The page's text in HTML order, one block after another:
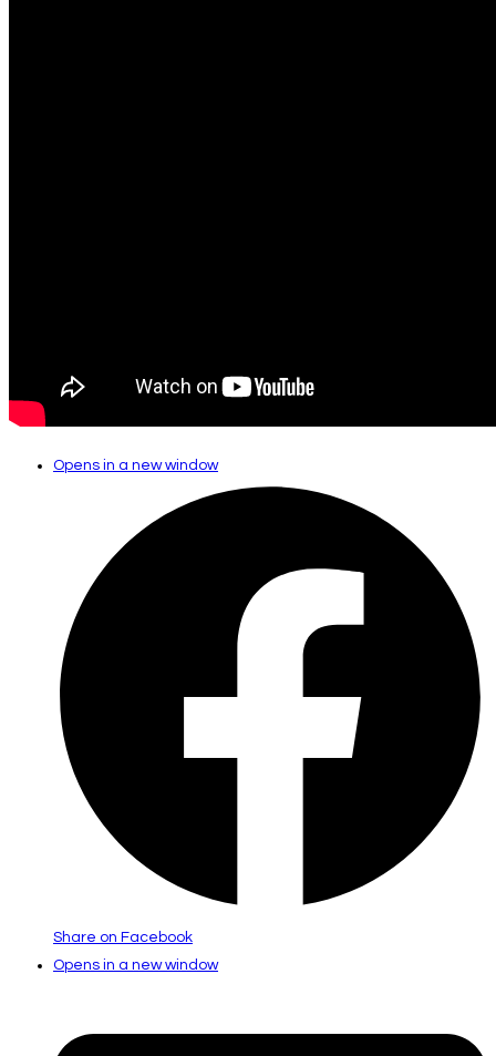
Opens in a new window
Share on Facebook
Opens in a new window